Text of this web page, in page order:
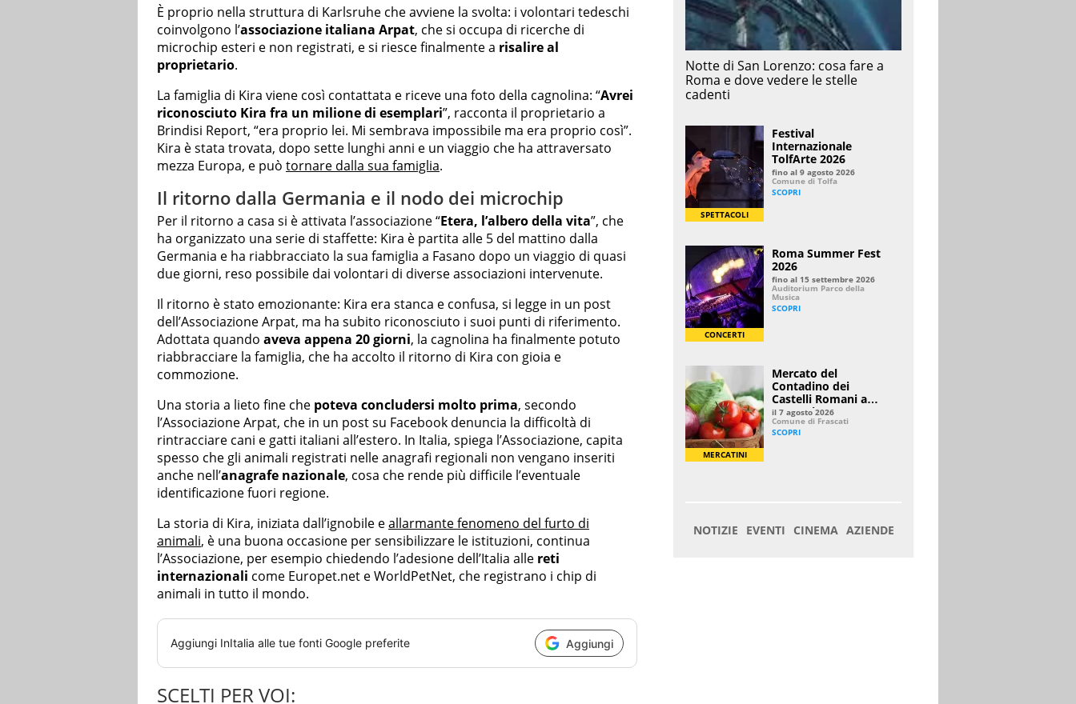
È proprio nella struttura di Karlsruhe che avviene la svolta: i volontari tedeschi
coinvolgono l’associazione italiana Arpat, che si occupa di ricerche di
microchip esteri e non registrati, e si riesce finalmente a risalire al
proprietario.
La famiglia di Kira viene così contattata e riceve una foto della cagnolina: “Avrei
riconosciuto Kira fra un milione di esemplari”, racconta il proprietario a
Brindisi Report, “era proprio lei. Mi sembrava impossibile ma era proprio così”.
Kira è stata trovata, dopo sette lunghi anni e un viaggio che ha attraversato
mezza Europa, e può tornare dalla sua famiglia.
Il ritorno dalla Germania e il nodo dei microchip
Per il ritorno a casa si è attivata l’associazione “Etera, l’albero della vita”, che
ha organizzato una serie di staffette: Kira è partita alle 5 del mattino dalla
Germania e ha riabbracciato la sua famiglia a Fasano dopo un viaggio di quasi
due giorni, reso possibile dai volontari di diverse associazioni intervenute.
Il ritorno è stato emozionante: Kira era stanca e confusa, si legge in un post
dell’Associazione Arpat, ma ha subito riconosciuto i suoi punti di riferimento.
Adottata quando aveva appena 20 giorni, la cagnolina ha finalmente potuto
riabbracciare la famiglia, che ha accolto il ritorno di Kira con gioia e
commozione.
Una storia a lieto fine che poteva concludersi molto prima, secondo
l’Associazione Arpat, che in un post su Facebook denuncia la difficoltà di
rintracciare cani e gatti italiani all’estero. In Italia, spiega l’Associazione, capita
spesso che gli animali registrati nelle anagrafi regionali non vengano inseriti
anche nell’anagrafe nazionale, cosa che rende più difficile l’eventuale
identificazione fuori regione.
La storia di Kira, iniziata dall’ignobile eallarmante fenomeno del furto di
animali, è una buona occasione per sensibilizzare le istituzioni, continua
l’Associazione, per esempio chiedendo l’adesione dell’Italia alle reti
internazionali come Europet.net e WorldPetNet, che registrano i chip di
animali in tutto il mondo.
Aggiungi InItalia alle tue fonti Google preferite Aggiungi
SCELTI PER VOI: